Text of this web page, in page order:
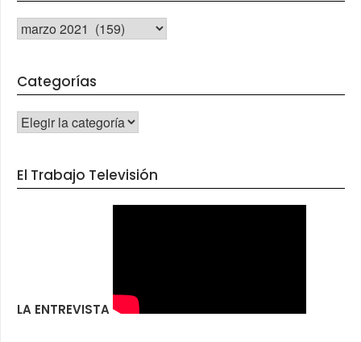
Archivos
Categorías
CATEGORÍAS
El Trabajo Televisión
LA ENTREVISTA